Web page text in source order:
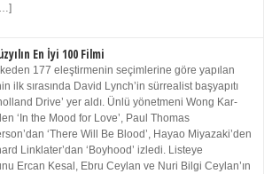
En İyi 100 Filmi
177 eleştirmenin seçimlerine göre yapılan
ilk sırasında David Lynch’in sürrealist başyapıtı
Drive’ yer aldı. Ünlü yönetmeni Wong Kar-
‘In the Mood for Love’, Paul Thomas
‘There Will Be Blood’, Hayao Miyazaki’den
Linklater’dan ‘Boyhood’ izledi. Listeye
Ercan Kesal, Ebru Ceylan ve Nuri Bilgi Ceylan’ın